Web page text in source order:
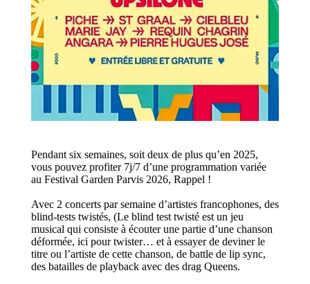
Pendant six semaines, soit deux de plus qu’en 2025,
vous pouvez profiter 7j/7 d’une programmation variée
au Festival Garden Parvis 2026, Rappel !
Avec 2 concerts par semaine d’artistes francophones, des
blind-tests twistés, (Le blind test twisté est un jeu
musical qui consiste à écouter une partie d’une chanson
déformée, ici pour twister… et à essayer de deviner le
titre ou l’artiste de cette chanson, de battle de lip sync,
des batailles de playback avec des drag Queens.